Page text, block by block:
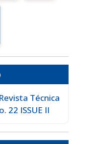
Técnica
22 ISSUE II